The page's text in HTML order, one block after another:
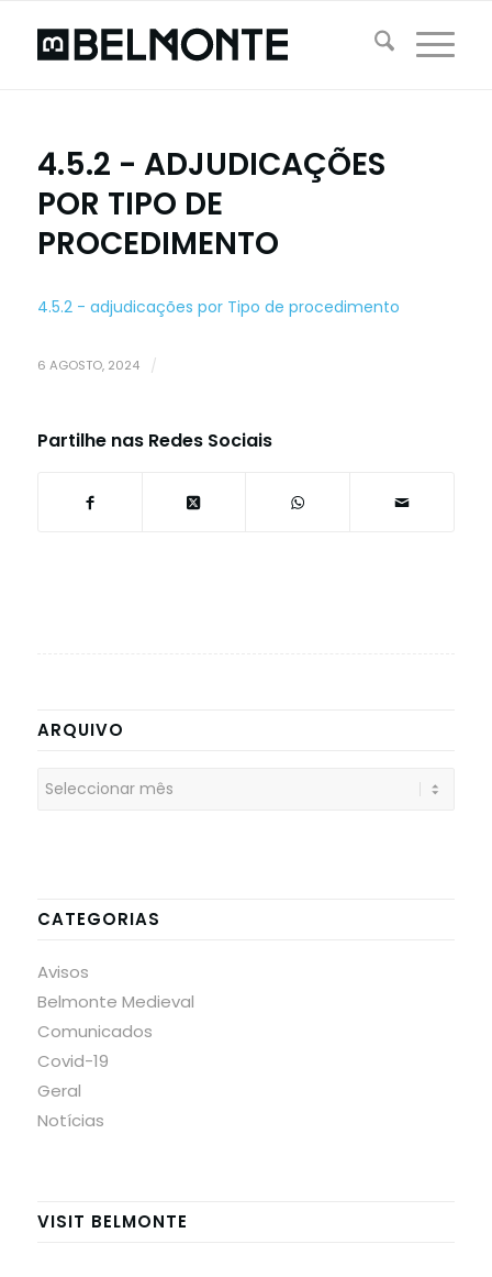
4.5.2 - ADJUDICAÇÕES
POR TIPO DE
PROCEDIMENTO
4.5.2 - adjudicações por Tipo de procedimento
6 AGOSTO, 2024 /
Partilhe nas Redes Sociais
ARQUIVO
CATEGORIAS
Avisos
Belmonte Medieval
Comunicados
Covid-19
Geral
Notícias
VISIT BELMONTE